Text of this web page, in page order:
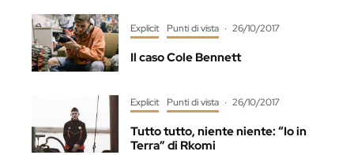
Explicit Punti di vista · 26/10/2017
Il caso Cole Bennett
Explicit Punti di vista · 26/10/2017
Tutto tutto, niente niente: “Io in
Terra” di Rkomi